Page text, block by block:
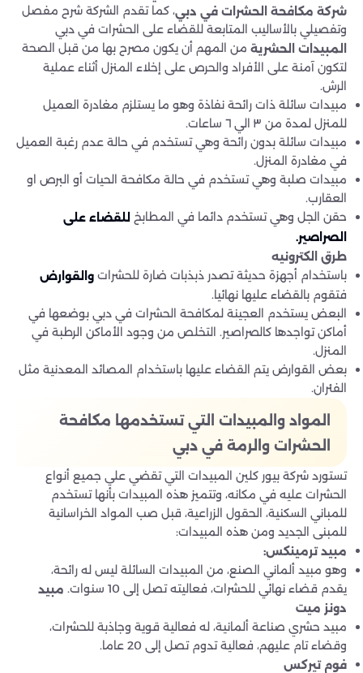
شركة مكافحة الحشرات في دبي، كما تقدم الشركة شرح مفصل
وتفصيلي بالأساليب المتابعة للقضاء على الحشرات في دبي
المبيدات الحشرية من المهم أن يكون مصرح بها من قبل الصحة
لتكون آمنة على الأفراد والحرص على إخلاء المنزل أثناء عملية
الرش.
مبيدات سائلة ذات رائحة نفاذة وهو ما يستلزم مغادرة العميل
للمنزل لمدة من ٣ الي ٦ ساعات.
مبيدات سائلة بدون رائحة وهي تستخدم في حالة عدم رغبة العميل
في مغادرة المنزل.
مبيدات صلبة وهي تستخدم في حالة مكافحة الحيات أو البرص او
العقارب.
حقن الجل وهي تستخدم دائما في المطابخ للقضاء على
الصراصير.
طرق الكترونيه
باستخدام أجهزة حديثة تصدر ذبذبات ضارة للحشرات والقوارض
فتقوم بالقضاء عليها نهائيا.
البعض يستخدم العجينة لمكافحة الحشرات في دبي بوضعها في
أماكن تواجدها كالصراصير. التخلص من وجود الأماكن الرطبة في
المنزل.
بعض القوارض يتم القضاء عليها باستخدام المصائد المعدنية مثل
الفئران.
المواد والمبيدات التي تستخدمها مكافحة
الحشرات والرمة في دبي
تستورد شركة بيور كلين المبيدات التي تقضي علي جميع أنواع
الحشرات عليه في مكانه، وتتميز هذه المبيدات بأنها تستخدم
للمباني السكنية، الحقول الزراعية، قبل صب المواد الخراسانية
للمبنى الجديد ومن هذه المبيدات:
مبيد ترمينكس:
وهو مبيد ألماني الصنع، من المبيدات السائلة ليس له رائحة،
يقدم قضاء نهائي للحشرات، فعاليته تصل إلى 10 سنوات.
مبيد
دونز ميت
مبيد حشري صناعة ألمانية، له فعالية قوية وجاذبة للحشرات،
وقضاء تام عليهم، فعالية تدوم تصل إلى 20 عاما.
فوم تيركس